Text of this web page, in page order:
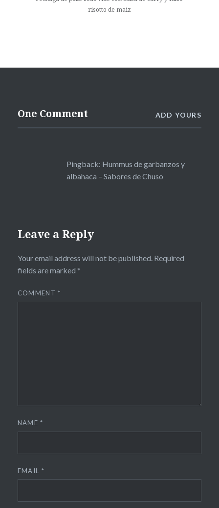
risotto de maiz
One Comment ADD YOURS
Pingback: Hummus de garbanzos y
albahaca – Sabores de Chuso
Leave a Reply
Your email address will not be published. Required
fields are marked *
COMMENT*
NAME*
EMAIL *